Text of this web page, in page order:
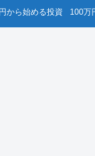
から始める投資 100万